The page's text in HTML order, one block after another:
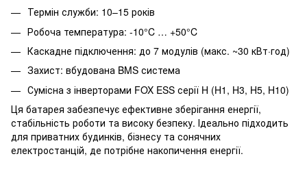
Термін служби: 10–15 років
Робоча температура: -10°C … +50°C
Каскадне підключення: до 7 модулів (макс. ~30 кВт·год)
Захист: вбудована BMS система
Сумісна з інверторами FOX ESS серії H (H1, H3, H5, H10)
Ця батарея забезпечує ефективне зберігання енергії,
стабільність роботи та високу безпеку. Ідеально підходить
для приватних будинків, бізнесу та сонячних
електростанцій, де потрібне накопичення енергії.